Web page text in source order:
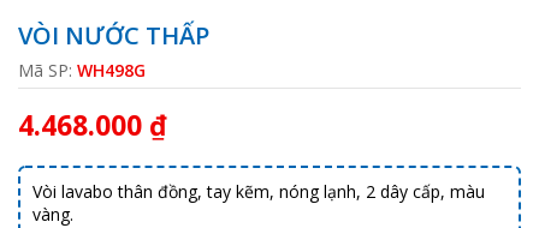
VÒI NƯỚC THẤP
Mã SP: WH498G
4.468.000 ₫
Vòi lavabo thân đồng, tay kẽm, nóng lạnh, 2 dây cấp, màu
vàng.